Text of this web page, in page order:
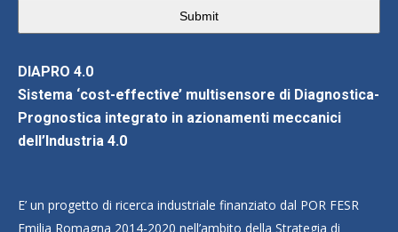
Submit
DIAPRO 4.0
Sistema ‘cost-effective’ multisensore di Diagnostica-
Prognostica integrato in azionamenti meccanici
dell’Industria 4.0
E’ un progetto di ricerca industriale finanziato dal POR FESR
Emilia Romagna 2014-2020 nell’ambito della Strategia di